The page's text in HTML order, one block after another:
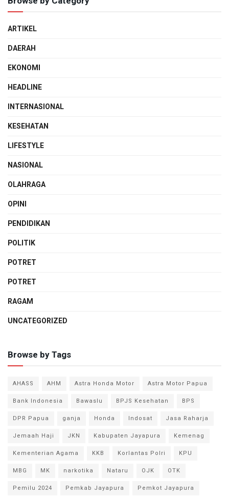
ARTIKEL
DAERAH
EKONOMI
HEADLINE
INTERNASIONAL
KESEHATAN
LIFESTYLE
NASIONAL
OLAHRAGA
OPINI
PENDIDIKAN
POLITIK
POTRET
POTRET
RAGAM
UNCATEGORIZED
Browse by Tags
AHASS AHM Astra Honda Motor
Astra Motor Papua
Bank Indonesia
Bawaslu BPJS Kesehatan
BPS
DPR Papua
ganja Honda Indosat
Jasa Raharja
Jemaah Haji
JKN Kabupaten Jayapura
Kemenag
Kementerian Agama
KKB Korlantas Polri
KPU
MBG
MK narkotika Nataru OJK
OTK
Pemilu 2024
Pemkab Jayapura
Pemkot Jayapura